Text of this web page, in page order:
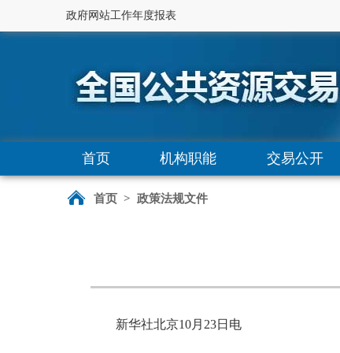
政府网站工作年度报表
首页 机构职能 交易公开
首页> 政策法规文件
新华社北京10月23日电